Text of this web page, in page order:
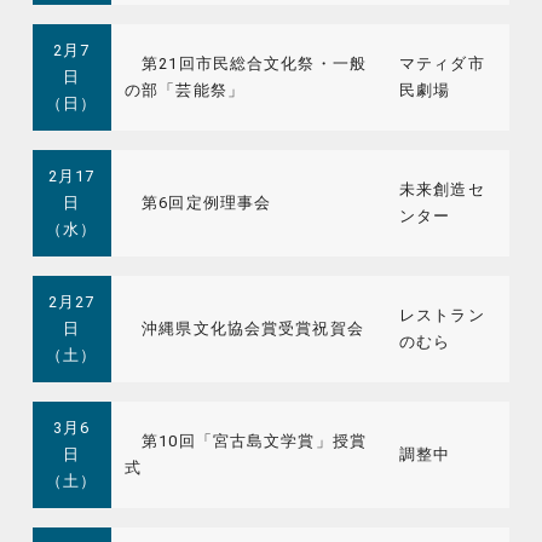
2月7
日
（日）
第21回市民総合文化祭・一般
の部「芸能祭」
マティダ市
民劇場
2月17
日
（水）
第6回定例理事会
未来創造セ
ンター
2月27
日
（土）
沖縄県文化協会賞受賞祝賀会
レストラン
のむら
3月6
日
（土）
第10回「宮古島文学賞」授賞
式
調整中